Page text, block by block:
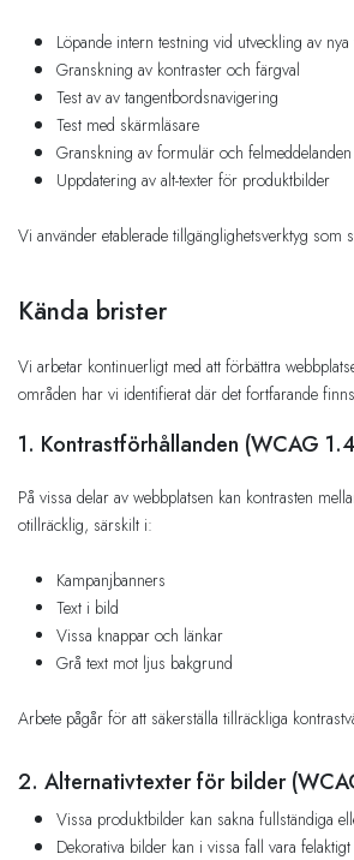
Löpande intern testning vid utveckling av
Granskning av kontraster och färgval
Test av av tangentbordsnavigering
Test med skärmläsare
Granskning av formulär och felmeddelanden
Uppdatering av alt-texter för produktbilder
Vi använder etablerade tillgänglighetsverktyg som
Kända brister
Vi arbetar kontinuerligt med att förbättra
områden har vi identifierat där det fortfarande
1. Kontrastförhållanden (WCAG
På vissa delar av webbplatsen kan kontrasten
otillräcklig, särskilt i:
Kampanjbanners
Text i bild
Vissa knappar och länkar
Grå text mot ljus bakgrund
Arbete pågår för att säkerställa tillräckliga
2. Alternativtexter för bilder
Vissa produktbilder kan sakna fullständiga
Dekorativa bilder kan i vissa fall vara